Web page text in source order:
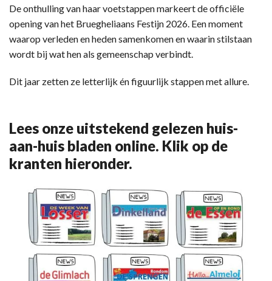
De onthulling van haar voetstappen markeert de officiële
opening van het Bruegheliaans Festijn 2026. Een moment
waarop verleden en heden samenkomen en waarin stilstaan
wordt bij wat hen als gemeenschap verbindt.
Dit jaar zetten ze letterlijk én figuurlijk stappen met allure.
Lees onze uitstekend gelezen huis-
aan-huis bladen online. Klik op de
kranten hieronder.